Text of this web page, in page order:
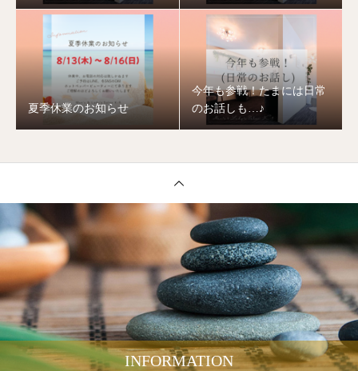
夏季休業のお知らせ
今年も参戦！たまには日常
のお話しも…♪
INFORMATION